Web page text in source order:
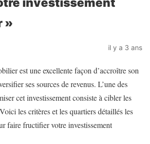
»
il y a 3 ans
est une excellente façon d’accroître son
ses sources de revenus. L’une des
cet investissement consiste à cibler les
les critères et les quartiers détaillés les
faire fructifier votre investissement